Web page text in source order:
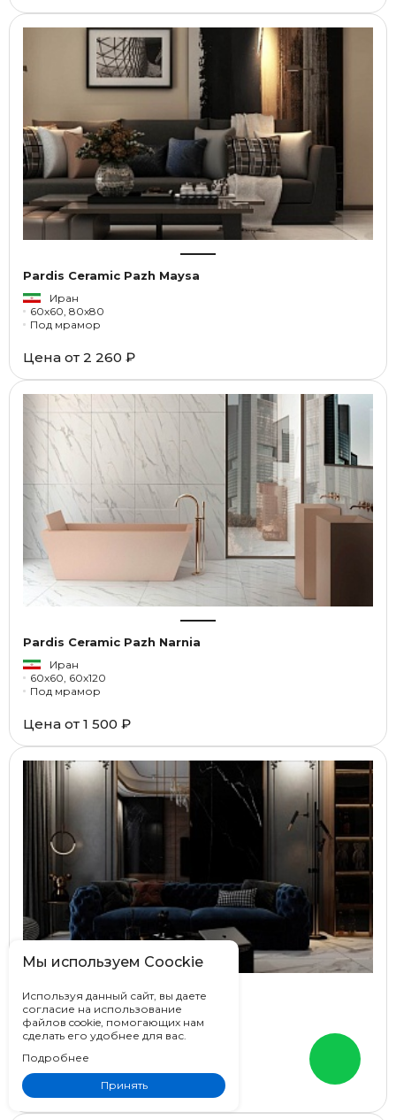
Pardis Ceramic Pazh Maysa
Иран
60x60, 80x80
Под мрамор
Цена от 2 260 ₽
Pardis Ceramic Pazh Narnia
Иран
60x60, 60x120
Под мрамор
Цена от 1 500 ₽
Pardis Ceramic Pazh Pelatin
Иран
60x60, 60x120, 80x80
Под мрамор
Цена от 2 260 ₽
Мы используем Coockie
Используя данный сайт, вы даете
согласие на использование
файлов cookie, помогающих нам
сделать его удобнее для вас.
Подробнее
Принять